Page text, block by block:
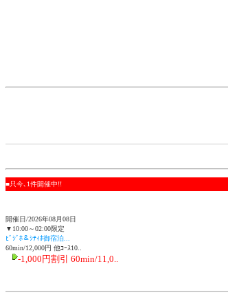
■只今､1件開催中!!
開催日/2026年08月08日
▼10:00～02:00限定
ﾋﾞｼﾞﾎ＆ｼﾃｨﾎ御宿泊...
60min/12,000円 他ｺｰｽ10..
-1,000円割引 60min/11,0..